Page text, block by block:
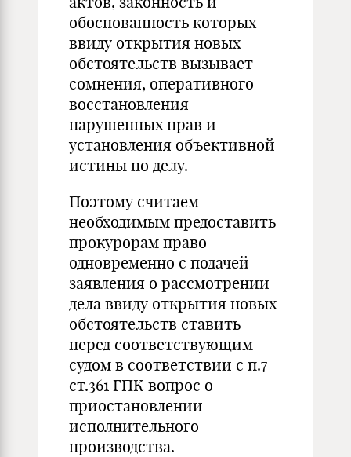
обоснованность которых
ввиду открытия новых
обстоятельств вызывает
сомнения, оперативного
восстановления
нарушенных прав и
установления объективной
истины по делу.
Поэтому считаем
необходимым предоставить
прокурорам право
одновременно с подачей
заявления о рассмотрении
дела ввиду открытия новых
обстоятельств ставить
перед соответствующим
судом в соответствии с п.7
ст.361 ГПК вопрос о
приостановлении
исполнительного
производства.